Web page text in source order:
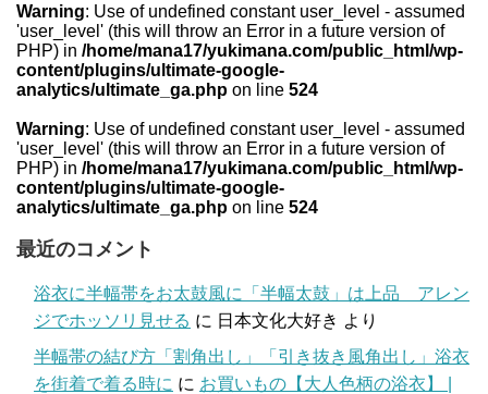
Warning: Use of undefined constant user_level - assumed
'user_level' (this will throw an Error in a future version of
PHP) in /home/mana17/yukimana.com/public_html/wp-
content/plugins/ultimate-google-
analytics/ultimate_ga.php on line 524
Warning: Use of undefined constant user_level - assumed
'user_level' (this will throw an Error in a future version of
PHP) in /home/mana17/yukimana.com/public_html/wp-
content/plugins/ultimate-google-
analytics/ultimate_ga.php on line 524
最近のコメント
浴衣に半幅帯をお太鼓風に「半幅太鼓」は上品 アレン
ジでホッソリ見せる に 日本文化大好き より
半幅帯の結び方「割角出し」「引き抜き風角出し」浴衣
を街着で着る時に に お買いもの【大人色柄の浴衣】 |